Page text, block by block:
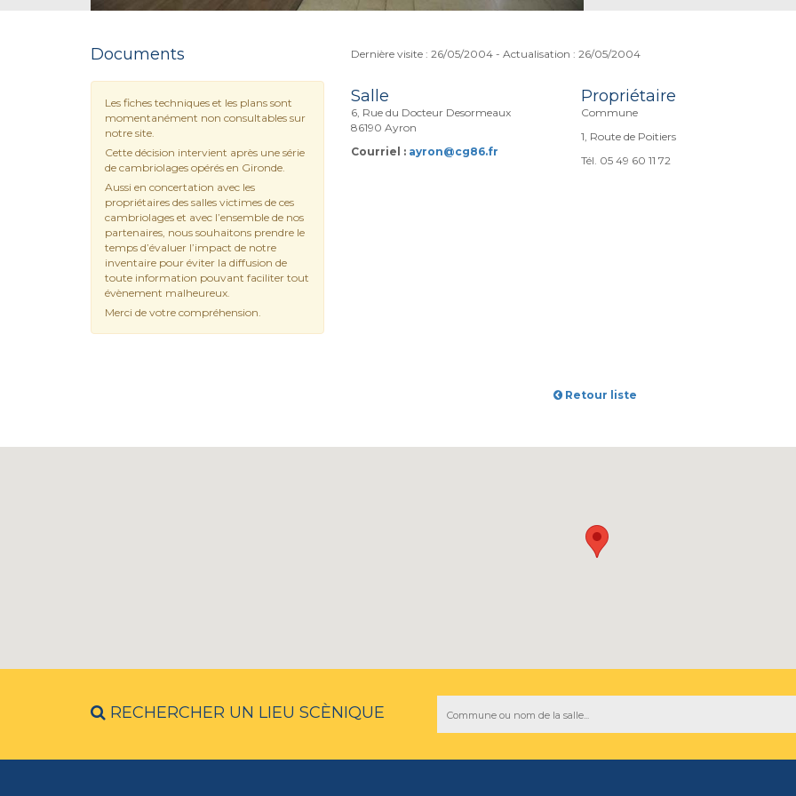
Documents
Les fiches techniques et les plans sont
momentanément non consultables sur
notre site.
Cette décision intervient après une série
de cambriolages opérés en Gironde.
Aussi en concertation avec les
propriétaires des salles victimes de ces
cambriolages et avec l’ensemble de nos
partenaires, nous souhaitons prendre le
temps d’évaluer l’impact de notre
inventaire pour éviter la diffusion de
toute information pouvant faciliter tout
évènement malheureux.
Merci de votre compréhension.
Dernière visite : 26/05/2004 - Actualisation : 26/05/2004
Salle
6, Rue du Docteur Desormeaux
86190 Ayron
Courriel : ayron@cg86.fr
Propriétaire
Commune
1, Route de Poitiers
Tél. 05 49 60 11 72
Retour liste
RECHERCHER UN LIEU SCÈNIQUE